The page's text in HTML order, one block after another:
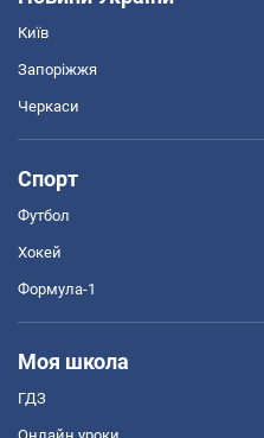
Київ
Запоріжжя
Черкаси
Спорт
Футбол
Хокей
Формула-1
Моя школа
ГДЗ